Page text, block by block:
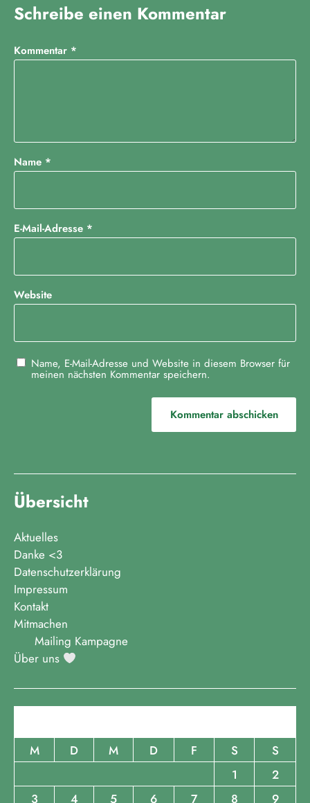
Schreibe einen Kommentar
Kommentar *
Name *
E-Mail-Adresse *
Website
Name, E-Mail-Adresse und Website in diesem Browser für
meinen nächsten Kommentar speichern.
Übersicht
Aktuelles
Danke <3
Datenschutzerklärung
Impressum
Kontakt
Mitmachen
Mailing Kampagne
Über uns
M
D M D F S
S
1
2
3
4 5 6 7 8 9